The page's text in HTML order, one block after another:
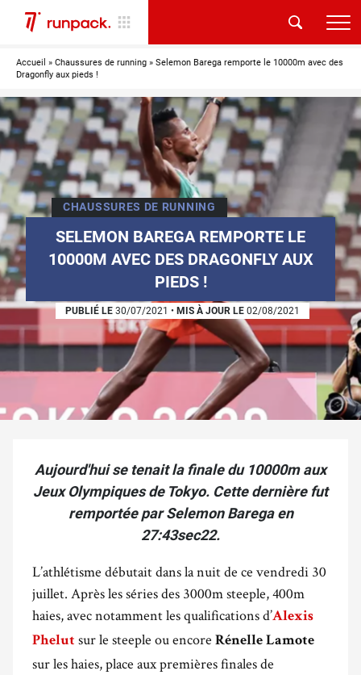
Accueil » Chaussures de running » Selemon Barega remporte le 10000m avec des
Dragonfly aux pieds !
CHAUSSURES DE RUNNING
SELEMON BAREGA REMPORTE LE
10000M AVEC DES DRAGONFLY AUX
PIEDS !
PUBLIÉ LE 30/07/2021 • MIS À JOUR LE 02/08/2021
Aujourd'hui se tenait la finale du 10000m aux
Jeux Olympiques de Tokyo. Cette dernière fut
remportée par Selemon Barega en
27:43sec22.
L’athlétisme débutait dans la nuit de ce vendredi 30
juillet. Après les séries des 3000m steeple, 400m
haies, avec notamment les qualifications d’Alexis
Phelut sur le steeple ou encore Rénelle Lamote
sur les haies, place aux premières finales de